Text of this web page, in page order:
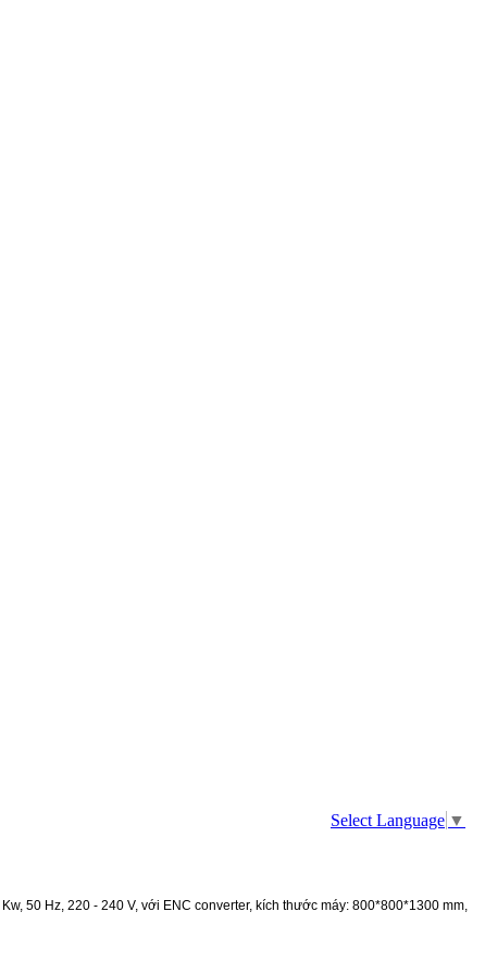
Select Language ▼
50 Hz, 220 - 240 V, với ENC converter, kích thước máy: 800*800*1300 mm,